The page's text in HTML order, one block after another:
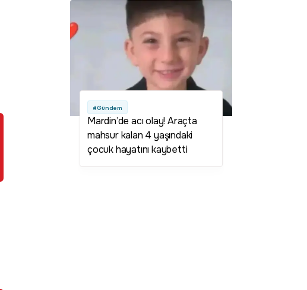
#Gündem
Mardin’de acı olay! Araçta
mahsur kalan 4 yaşındaki
çocuk hayatını kaybetti